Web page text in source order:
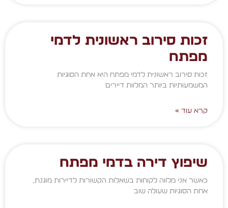
זכות סירוב ראשונית לדמי
מפתח
זכות סירוב ראשונית לדמי מפתח היא אחת הסוגיות
המשמעותיות ביותר המלוות דיירים
קרא עוד »
שיפוץ דירה בדמי מפתח
כאשר אני מלווה לקוחות בשאלות הקשורות לדיירות מוגנת,
אחת הסוגיות שעולה שוב